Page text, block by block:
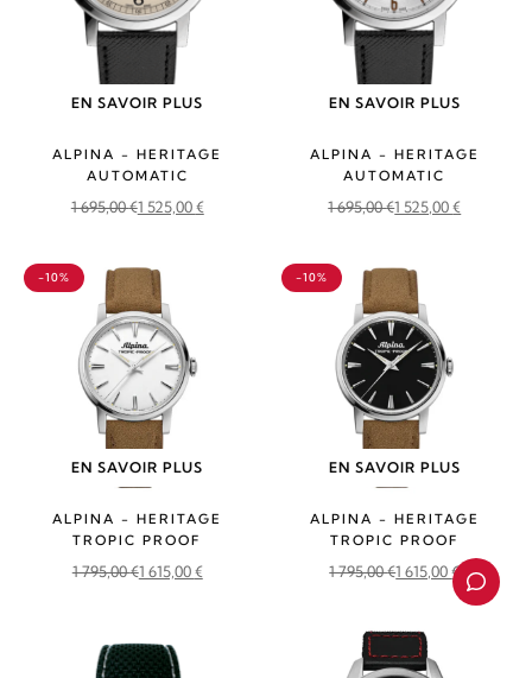
EN SAVOIR PLUS
ALPINA - HERITAGE
AUTOMATIC
1 695,00€
Le
initial
était :
1
695,00 €.
1 525,00€
Le
actuel
est :
1
525,00 €.
EN SAVOIR PLUS
ALPINA - HERITAGE
AUTOMATIC
1 695,00€
Le
initial
était :
1
695,00 €.
1 525,00€
Le
actuel
est :
1
525,00 €.
EN SAVOIR PLUS
-10%
ALPINA - HERITAGE
TROPIC PROOF
1 795,00€
Le
initial
1 615,00€
Le
actuel
EN SAVOIR PLUS
-10%
ALPINA - HERITAGE
TROPIC PROOF
1 795,00€
Le
initial
1 615,00€
Le
actuel